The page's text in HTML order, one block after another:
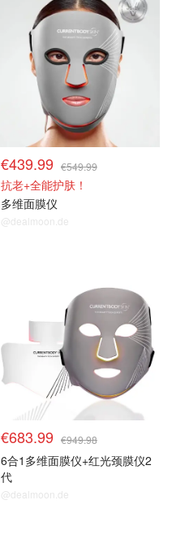
€439.99 €549.99
抗老+全能护肤！
多维面膜仪
@dealmoon.de
€683.99 €949.98
6合1多维面膜仪+红光颈膜仪2
代
@dealmoon.de